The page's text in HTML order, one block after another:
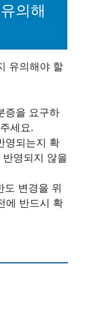
의해
유의해야 할
증을 요구하
세요.
영되는지 확
영되지 않을
도 변경을 위
에 반드시 확